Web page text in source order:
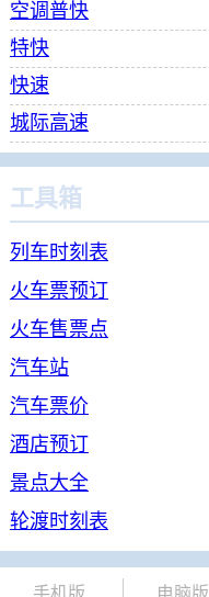
空调普快
特快
快速
城际高速
工具箱
列车时刻表
火车票预订
火车售票点
汽车站
汽车票价
酒店预订
景点大全
轮渡时刻表
手机版 电脑版